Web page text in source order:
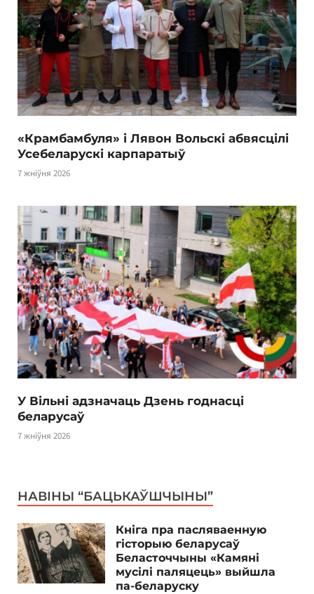
«Крамбамбуля» і Лявон Вольскі абвясцілі
Усебеларускі карпаратыў
7 жніўня 2026
У Вільні адзначаць Дзень годнасці
беларусаў
7 жніўня 2026
НАВІНЫ “БАЦЬКАЎШЧЫНЫ”
Кніга пра пасляваенную
гісторыю беларусаў
Беласточчыны «Камяні
мусілі паляцець» выйшла
па-беларуску